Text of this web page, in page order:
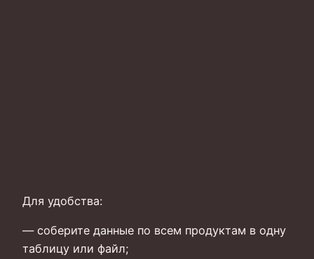
Для удобства:
— соберите данные по всем продуктам в одну
таблицу или файл;